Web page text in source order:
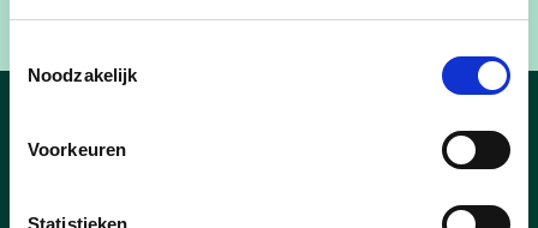
Noodzakelijk
Voorkeuren
Statistieken
we in een politiek vacuüm zitten.”
Nieuws